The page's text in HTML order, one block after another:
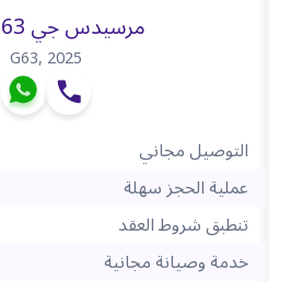
مرسيدس جي 63 2025
G63,2025
التوصيل مجاني
عملية الحجز سهلة
تنطبق شروط العقد
خدمة وصيانة مجانية